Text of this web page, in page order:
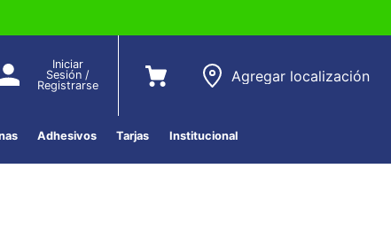
Iniciar
Sesión /
Registrarse
Agregar localización
Adhesivos Tarjas Institucional